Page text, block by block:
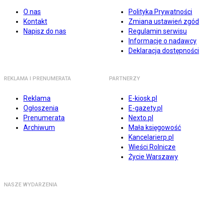
O nas
Kontakt
Napisz do nas
Polityka Prywatności
Zmiana ustawień zgód
Regulamin serwisu
Informacje o nadawcy
Deklaracja dostępności
REKLAMA I PRENUMERATA
Reklama
Ogłoszenia
Prenumerata
Archiwum
PARTNERZY
E-kiosk.pl
E-gazety.pl
Nexto.pl
Mała księgowość
Kancelarierp.pl
Wieści Rolnicze
Życie Warszawy
NASZE WYDARZENIA